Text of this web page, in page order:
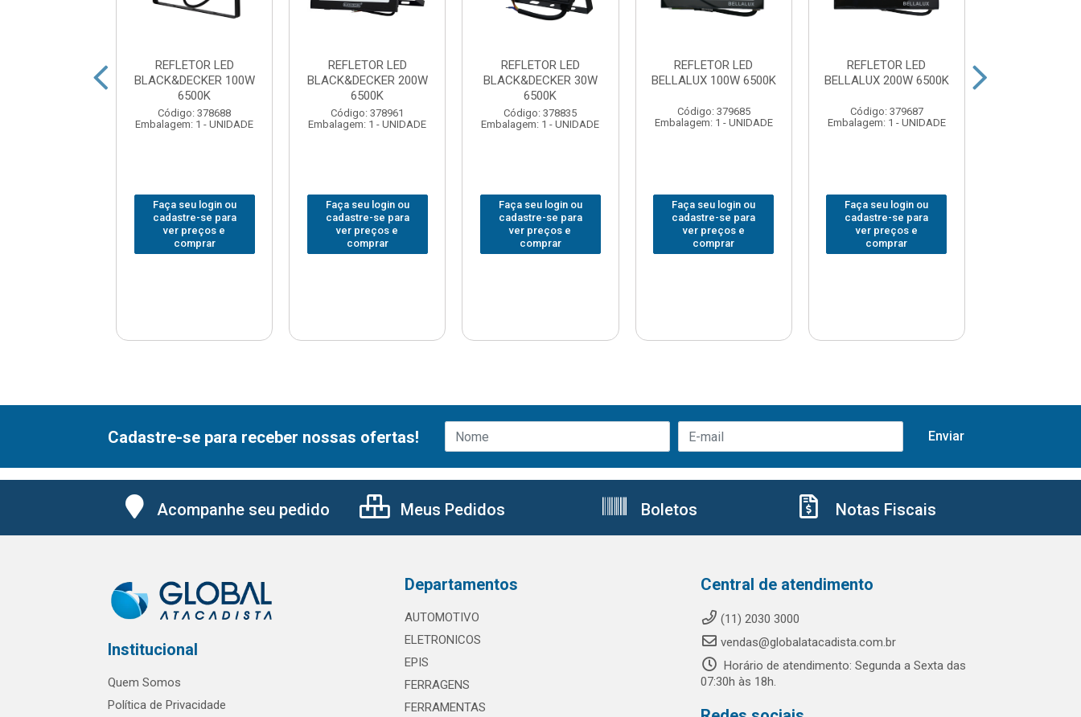
REFLETOR LED
BLACK&DECKER 100W
6500K
Código: 378688
Embalagem: 1 - UNIDADE
Faça seu login ou
cadastre-se para
ver preços e
comprar
REFLETOR LED
BLACK&DECKER 200W
6500K
Código: 378961
Embalagem: 1 - UNIDADE
Faça seu login ou
cadastre-se para
ver preços e
comprar
REFLETOR LED
BLACK&DECKER 30W
6500K
Código: 378835
Embalagem: 1 - UNIDADE
Faça seu login ou
cadastre-se para
ver preços e
comprar
REFLETOR LED
BELLALUX 100W 6500K
Código: 379685
Embalagem: 1 - UNIDADE
Faça seu login ou
cadastre-se para
ver preços e
comprar
REFLETOR LED
BELLALUX 200W 6500K
Código: 379687
Embalagem: 1 - UNIDADE
Faça seu login ou
cadastre-se para
ver preços e
comprar
Cadastre-se para receber nossas ofertas!
Acompanhe seu pedido Meus Pedidos Boletos Notas Fiscais
Institucional
Quem Somos
Política de Privacidade
Departamentos
AUTOMOTIVO
ELETRONICOS
EPIS
FERRAGENS
FERRAMENTAS
Central de atendimento
(11) 2030 3000
vendas@globalatacadista.com.br
Horário de atendimento: Segunda a Sexta das
07:30h às 18h.